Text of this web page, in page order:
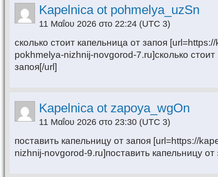
Kapelnica ot pohmelya_uzSn
11 Μαΐου 2026 στο 22:24 (UTC 3)
сколько стоит капельница от запоя
pokhmelya-nizhnij-novgorod-7.ru]сколько стоит
запоя[/url]
Kapelnica ot zapoya_wgOn
11 Μαΐου 2026 στο 23:30 (UTC 3)
поставить капельницу от запоя [url=https://
nizhnij-novgorod-9.ru]поставить капельницу от